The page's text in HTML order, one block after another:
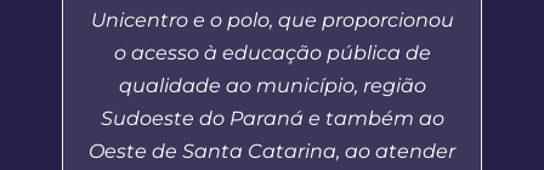
Unicentro e o polo, que proporcionou
o acesso à educação pública de
qualidade ao município, região
Sudoeste do Paraná e também ao
Oeste de Santa Catarina, ao atender